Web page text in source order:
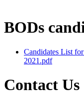
BODs
Candidates List
2021.pdf
Contact Us